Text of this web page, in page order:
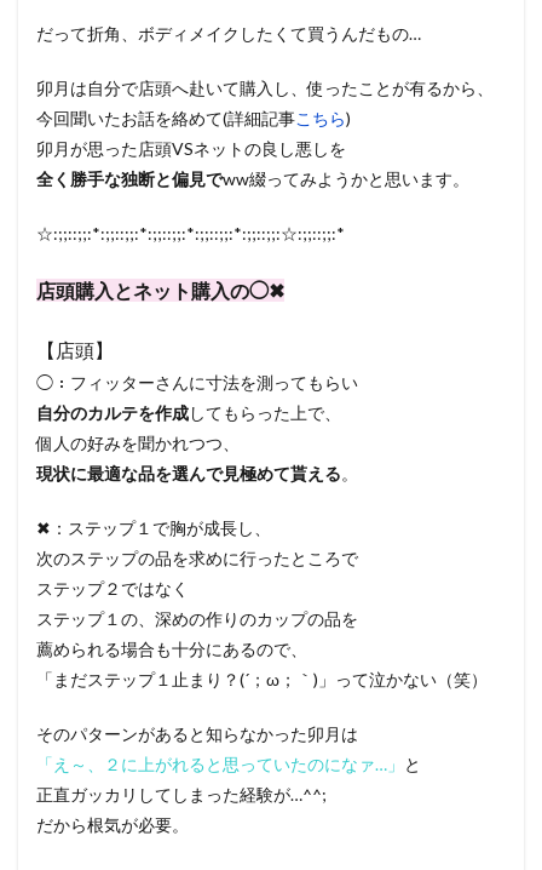
だって折角、ボディメイクしたくて買うんだもの…
卯月は自分で店頭へ赴いて購入し、使ったことが有るから、
今回聞いたお話を絡めて(詳細記事こちら)
卯月が思った店頭VSネットの良し悪しを
全く勝手な独断と偏見でww綴ってみようかと思います。
☆:;;::;;:*:;;::;;:*:;;::;;:*:;;::;;:*:;;::;;:☆:;;::;;:*
店頭購入とネット購入の◯✖
【店頭】
◯：フィッターさんに寸法を測ってもらい
自分のカルテを作成してもらった上で、
個人の好みを聞かれつつ、
現状に最適な品を選んで見極めて貰える。
✖：ステップ１で胸が成長し、
次のステップの品を求めに行ったところで
ステップ２ではなく
ステップ１の、深めの作りのカップの品を
薦められる場合も十分にあるので、
「まだステップ１止まり？(´；ω；｀)」って泣かない（笑）
そのパターンがあると知らなかった卯月は
「え～、２に上がれると思っていたのになァ…」 と
正直ガッカリしてしまった経験が…^^;
だから根気が必要。